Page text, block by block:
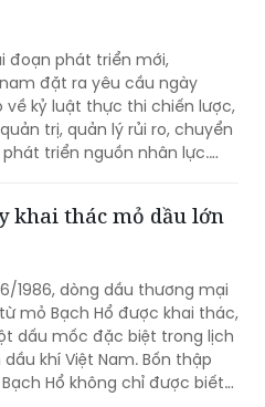
đặt ra yêu cầu ngày
về kỷ luật thực thi chiến lược,
trị, quản lý rủi ro, chuyển
triển nguồn nhân lực.
thể đó, đội ngũ Người đại
trò quan trọng, góp phần
hướng lớn của Tập đoàn
khai thác mỏ dầu lớn
6/1986, dòng dầu thương mại
mỏ Bạch Hổ được khai thác,
dấu mốc đặc biệt trong lịch
khí Việt Nam. Bốn thập
Hổ không chỉ được biết
dầu lớn nhất cả nước, mà
biểu tượng của tầm nhìn
năng lực khoa học - công
cùng IPVS 2026, góp